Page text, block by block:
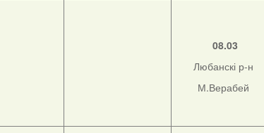
08.03
Любанскі р-н
М.Верабей